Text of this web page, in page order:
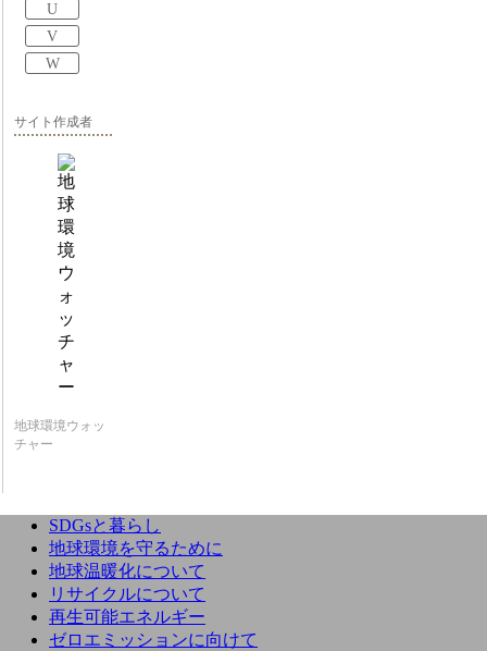
U
V
W
サイト作成者
地球環境ウォッ
チャー
SDGsと暮らし
地球環境を守るために
地球温暖化について
リサイクルについて
再生可能エネルギー
ゼロエミッションに向けて